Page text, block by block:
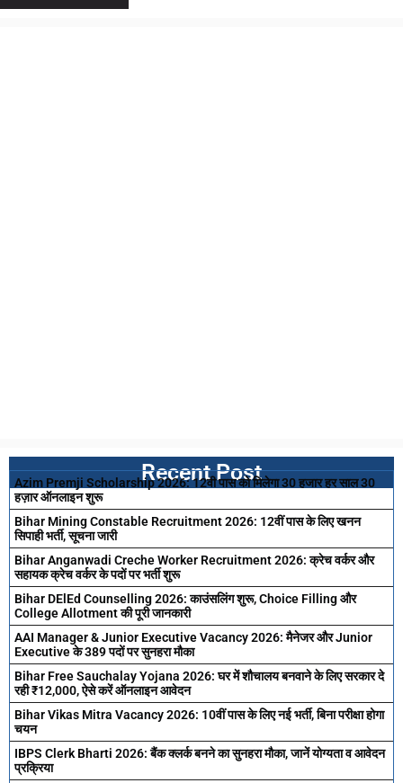
Recent Post
Azim Premji Scholarship 2026: 12वी पास को मिलेगा 30 हजार हर साल 30
हज़ार ऑनलाइन शुरू
Bihar Mining Constable Recruitment 2026: 12वीं पास के लिए खनन
सिपाही भर्ती, सूचना जारी
Bihar Anganwadi Creche Worker Recruitment 2026: क्रेच वर्कर और
सहायक क्रेच वर्कर के पदों पर भर्ती शुरू
Bihar DElEd Counselling 2026: काउंसलिंग शुरू, Choice Filling और
College Allotment की पूरी जानकारी
AAI Manager & Junior Executive Vacancy 2026: मैनेजर और Junior
Executive के 389 पदों पर सुनहरा मौका
Bihar Free Sauchalay Yojana 2026: घर में शौचालय बनवाने के लिए सरकार दे
रही ₹12,000, ऐसे करें ऑनलाइन आवेदन
Bihar Vikas Mitra Vacancy 2026: 10वीं पास के लिए नई भर्ती, बिना परीक्षा होगा
चयन
IBPS Clerk Bharti 2026: बैंक क्लर्क बनने का सुनहरा मौका, जानें योग्यता व आवेदन
प्रक्रिया